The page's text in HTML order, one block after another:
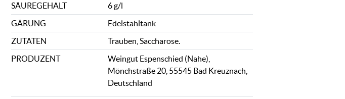
SÄUREGEHALT
6 g/l
GÄRUNG
Edelstahltank
ZUTATEN
Trauben, Saccharose.
PRODUZENT
Weingut Espenschied (Nahe),
Mönchstraße 20, 55545 Bad Kreuznach,
Deutschland